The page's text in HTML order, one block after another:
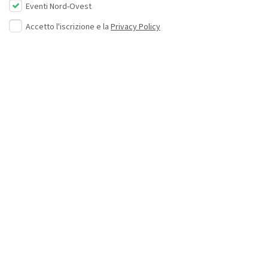
Eventi Nord-Ovest
Accetto l'iscrizione e la Privacy Policy